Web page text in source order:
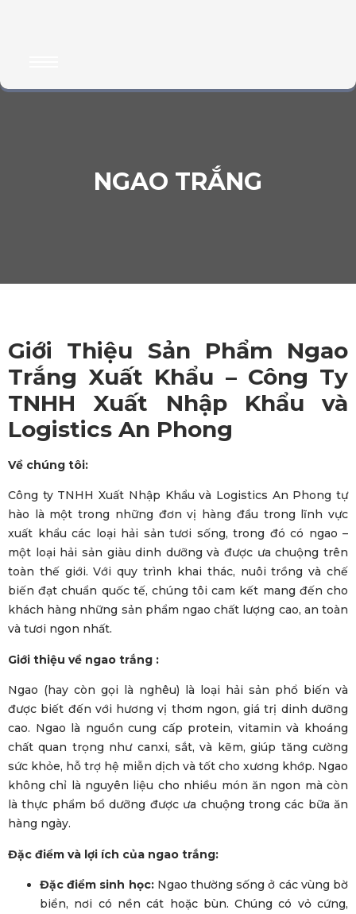
NGAO TRẮNG
Giới Thiệu Sản Phẩm Ngao
Trắng Xuất Khẩu – Công Ty
TNHH Xuất Nhập Khẩu và
Logistics An Phong
Về chúng tôi:
Công ty TNHH Xuất Nhập Khẩu và Logistics An Phong tự
hào là một trong những đơn vị hàng đầu trong lĩnh vực
xuất khẩu các loại hải sản tươi sống, trong đó có ngao –
một loại hải sản giàu dinh dưỡng và được ưa chuộng trên
toàn thế giới. Với quy trình khai thác, nuôi trồng và chế
biến đạt chuẩn quốc tế, chúng tôi cam kết mang đến cho
khách hàng những sản phẩm ngao chất lượng cao, an toàn
và tươi ngon nhất.
Giới thiệu về ngao trắng :
Ngao (hay còn gọi là nghêu) là loại hải sản phổ biến và
được biết đến với hương vị thơm ngon, giá trị dinh dưỡng
cao. Ngao là nguồn cung cấp protein, vitamin và khoáng
chất quan trọng như canxi, sắt, và kẽm, giúp tăng cường
sức khỏe, hỗ trợ hệ miễn dịch và tốt cho xương khớp. Ngao
không chỉ là nguyên liệu cho nhiều món ăn ngon mà còn
là thực phẩm bổ dưỡng được ưa chuộng trong các bữa ăn
hàng ngày.
Đặc điểm và lợi ích của ngao trắng:
Đặc điểm sinh học:Ngao thường sống ở các vùng bờ
biển, nơi có nền cát hoặc bùn. Chúng có vỏ cứng,